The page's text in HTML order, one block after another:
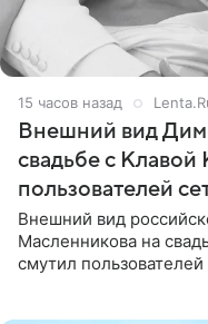
15 часов назад
Внешний вид
свадьбе с Клавой
пользователей
Внешний вид
Масленникова на
смутил